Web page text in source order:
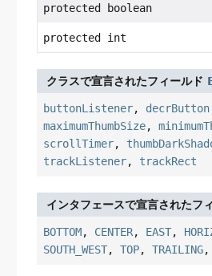
protected boolean
protected int
クラスで宣言されたフィールド
buttonListener, decrButton
maximumThumbSize,
scrollTimer,
trackListener, trackRect
インタフェースで宣言されたフ
BOTTOM, CENTER, EAST,
SOUTH_WEST,TOP,TRAILING